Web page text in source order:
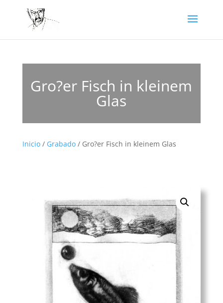
Gro?er Fisch in kleinem
Glas
Inicio/ Grabado/ Gro?er Fisch in kleinem Glas